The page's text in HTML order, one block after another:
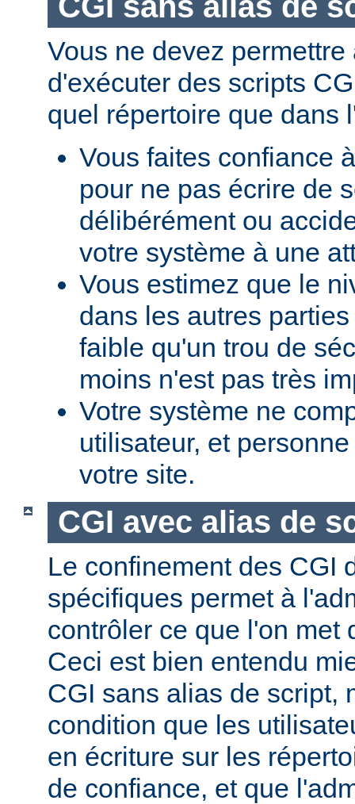
Vous ne devez
d'exécuter des scripts
quel répertoire que dans
Vous faites confiance
pour ne pas écrire de
délibérément ou
votre système à une
Vous estimez que le
dans les autres
faible qu'un trou de
moins n'est pas très
Votre système ne
utilisateur, et
votre site.
CGI avec alias de
Le confinement des CGI
spécifiques permet à
contrôler ce que l'on met
Ceci est bien entendu
CGI sans alias de script,
condition que les
en écriture sur les
de confiance, et que